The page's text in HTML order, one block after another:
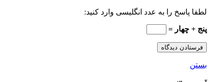
لطفا پاسخ را به عدد انگلیسی وارد کنید:
پنج + چهار =
بستن